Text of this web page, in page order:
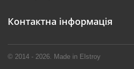
© 2014 - 2026. Made in Elstroy
Контактна інформація